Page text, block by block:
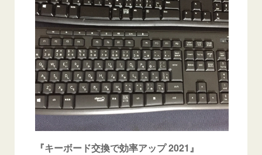
『キーボード交換で効率アップ 2021』